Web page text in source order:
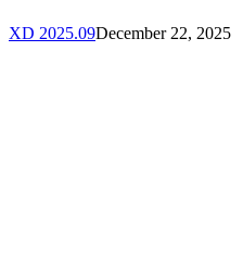
XD 2025.09December 22, 2025